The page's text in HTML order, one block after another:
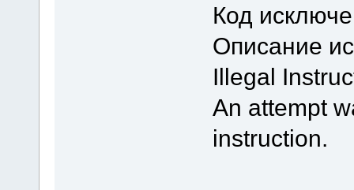
Код
Описание
Illegal
An attempt
instruction.